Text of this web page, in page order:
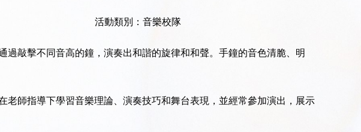
活動類別：音樂校隊
敲擊不同音高的鐘，演奏出和諧的旋律和和聲。手鐘的音色清脆、明
師指導下學習音樂理論、演奏技巧和舞台表現，並經常參加演出，展示